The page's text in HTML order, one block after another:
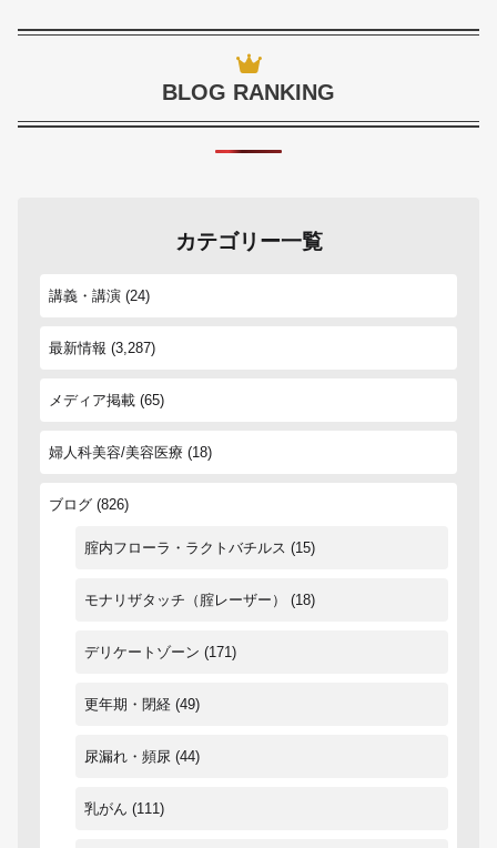
BLOG RANKING
カテゴリー一覧
講義・講演 (24)
最新情報 (3,287)
メディア掲載 (65)
婦人科美容/美容医療 (18)
ブログ (826)
腟内フローラ・ラクトバチルス (15)
モナリザタッチ（腟レーザー） (18)
デリケートゾーン (171)
更年期・閉経 (49)
尿漏れ・頻尿 (44)
乳がん (111)